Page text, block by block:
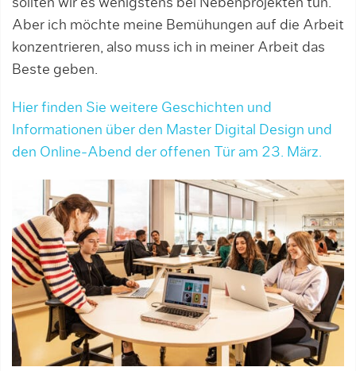
sollten wir es wenigstens bei Nebenprojekten tun.
Aber ich möchte meine Bemühungen auf die Arbeit
konzentrieren, also muss ich in meiner Arbeit das
Beste geben.
Hier finden Sie weitere Geschichten und
Informationen über den Master Digital Design und
den Online-Abend der offenen Tür am 23. März.